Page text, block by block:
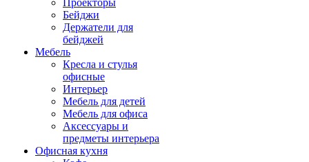
Проекторы
Бейджи
Держатели для
бейджей
Мебель
Кресла и стулья
офисные
Интерьер
Мебель для детей
Мебель для офиса
Аксессуары и
предметы интерьера
Офисная кухня